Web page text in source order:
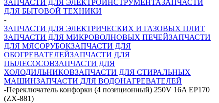
ЗАПЧАСТИ ДЛЯ ЭЛЕКТРОИНСТРУМЕНТАЗАПЧАСТИ
ДЛЯ БЫТОВОЙ ТЕХНИКИ
-
ЗАПЧАСТИ ДЛЯ ЭЛЕКТРИЧЕСКИХ И ГАЗОВЫХ ПЛИТ
ЗАПЧАСТИ ДЛЯ МИКРОВОЛНОВЫХ ПЕЧЕЙЗАПЧАСТИ
ДЛЯ МЯСОРУБОКЗАПЧАСТИ ДЛЯ
ОБОГРЕВАТЕЛЕЙЗАПЧАСТИ ДЛЯ
ПЫЛЕСОСОВЗАПЧАСТИ ДЛЯ
ХОЛОДИЛЬНИКОВЗАПЧАСТИ ДЛЯ СТИРАЛЬНЫХ
МАШИНЗАПЧАСТИ ДЛЯ ВОДОНАГРЕВАТЕЛЕЙ
-Переключатель конфорки (4 позиционный) 250V 16A EP170
(ZX-881)